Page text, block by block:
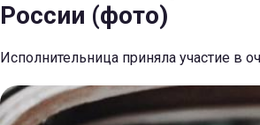
России (фото)
Исполнительница приняла участие в